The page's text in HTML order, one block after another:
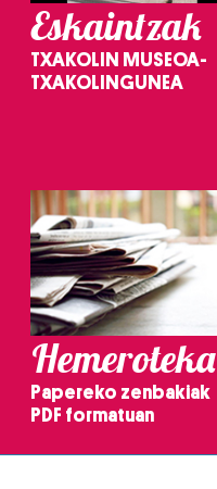
Eskaintzak
TXAKOLIN MUSEOA-
TXAKOLINGUNEA
Hemeroteka
Papereko zenbakiak
PDF formatuan